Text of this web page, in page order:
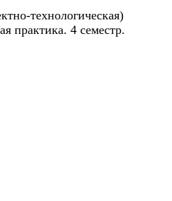
технологическая)
практика. 4 семестр.